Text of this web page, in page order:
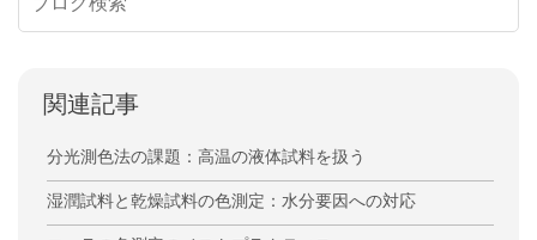
関連記事
分光測色法の課題：高温の液体試料を扱う
湿潤試料と乾燥試料の色測定：水分要因への対応